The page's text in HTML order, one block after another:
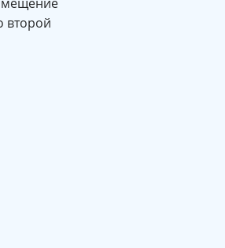
второй